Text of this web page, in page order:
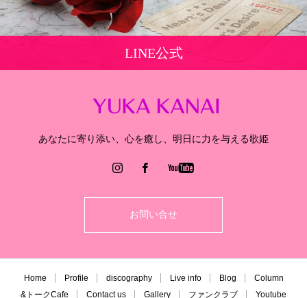
LINE公式
あなたに寄り添い、心を癒し、明日に力を与える歌姫
お問い合せ
Home Profile discography Live info Blog
Column
&トークCafe
Contact us Gallery ファンクラブ Youtube